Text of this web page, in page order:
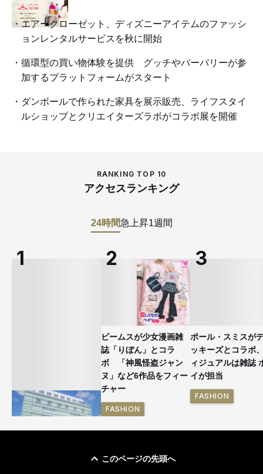
エアークローゼット、ディズニーアイテムのファッシ
ョンレンタルサービスを秋に開始
循環型の買い物体験を提供 グッチやバーバリーが参
加するプラットフォームがスタート
ダンボールで作られた家具を展示販売、ライフスタイ
ルショップとクリエイターズラボがコラボ展を開催
RANKING TOP 10
アクセスランキング
24時間急上昇1週間
ビームスが少女漫画雑
誌「りぼん」とコラ
ボ 「神風怪盗ジャン
ヌ」など6作品をフィー
チャー
FASHION
ポール・スミスが
ッキーズとコラボ
ィジュアルは雑誌
イが担当
FASHION
このページの先頭へ